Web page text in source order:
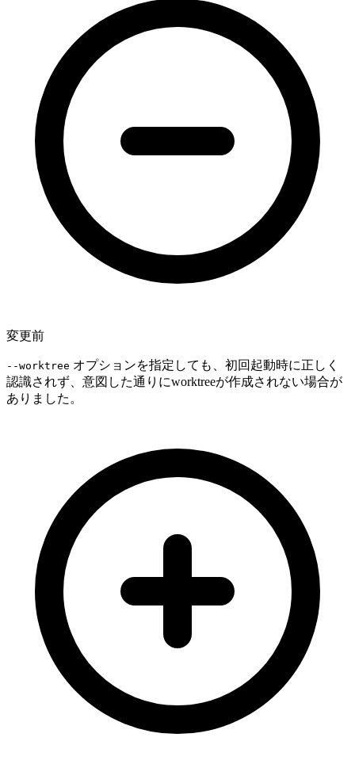
変更前
--worktree オプションを指定しても、初回起動時に正しく
認識されず、意図した通りにworktreeが作成されない場合が
ありました。